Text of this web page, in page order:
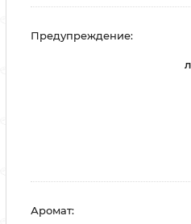
Предупреждение:
Аромат: